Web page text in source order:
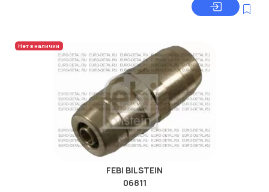
Нет в наличии
FEBI BILSTEIN
06811